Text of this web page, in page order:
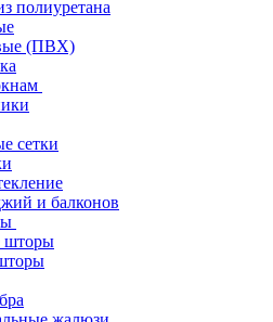
полиуретана
(ПВХ)
сетки
и балконов
шторы